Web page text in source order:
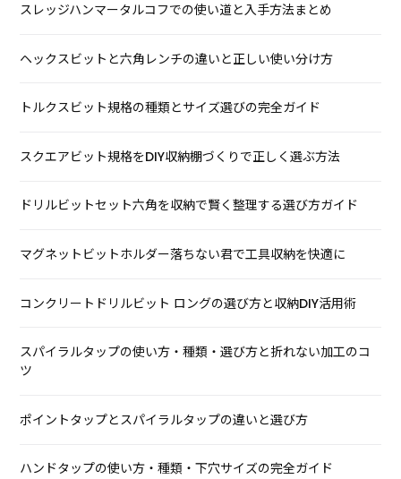
スレッジハンマータルコフでの使い道と入手方法まとめ
ヘックスビットと六角レンチの違いと正しい使い分け方
トルクスビット規格の種類とサイズ選びの完全ガイド
スクエアビット規格をDIY収納棚づくりで正しく選ぶ方法
ドリルビットセット六角を収納で賢く整理する選び方ガイド
マグネットビットホルダー落ちない君で工具収納を快適に
コンクリートドリルビット ロングの選び方と収納DIY活用術
スパイラルタップの使い方・種類・選び方と折れない加工のコ
ツ
ポイントタップとスパイラルタップの違いと選び方
ハンドタップの使い方・種類・下穴サイズの完全ガイド